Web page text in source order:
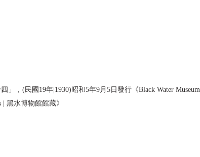
，(民國19年|1930)昭和5年9月5日發行《Black Water Museum
| 黑水博物館館藏》